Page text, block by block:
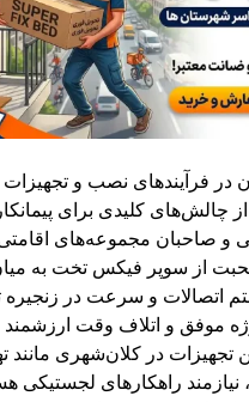
در فرآیندهای نصب و
چالش‌های کلیدی برای
و صاحبان مجموعه‌های
از سوپر فیکس تخت به
اتصالات و سرعت در زنجیره
موفق و اتلاف وقت ارزشمند
تجهیزات در کلان‌شهری مانند
راهکارهای لجستیکی